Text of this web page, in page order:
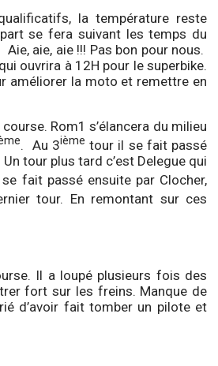
la température reste
se fera suivant les temps du
aie, aie !!! Pas bon pour nous.
ouvrira à 12H pour le superbike.
améliorer la moto et remettre en
Rom1 s’élancera du milieu
. Au 3ième tour il se fait passé
tour plus tard c’est Delegue qui
fait passé ensuite par Clocher,
tour. En remontant sur ces
Il a loupé plusieurs fois des
fort sur les freins. Manque de
d’avoir fait tomber un pilote et